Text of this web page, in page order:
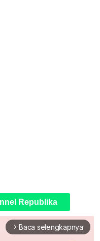
Republika
arrow_forward_ios Baca selengkapnya